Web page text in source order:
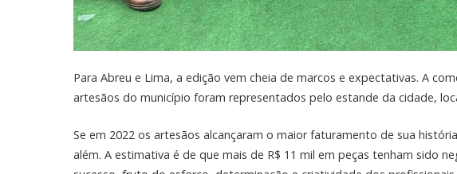
Para Abreu e Lima, a edição vem cheia de marcos e expectativas. A
artesãos do município foram representados pelo estande da cidade,
Se em 2022 os artesãos alcançaram o maior faturamento de sua
além. A estimativa é de que mais de R$ 11 mil em peças tenham sido